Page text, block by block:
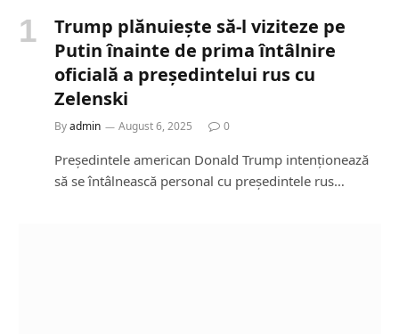
Trump plănuiește să-l viziteze pe
Putin înainte de prima întâlnire
oficială a președintelui rus cu
Zelenski
Byadmin August 6, 2025 0
Președintele american Donald Trump intenționează
să se întâlnească personal cu președintele rus…